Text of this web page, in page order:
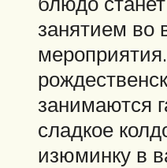
занятием во
занимаются
сладкое
изюминку в